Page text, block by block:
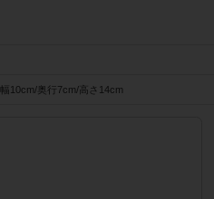
10cm/奥行7cm/高さ14cm